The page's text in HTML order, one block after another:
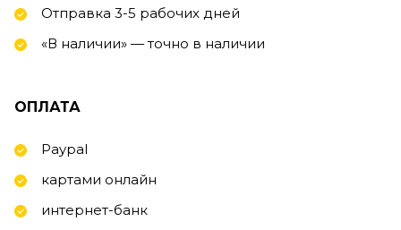
Отправка 3-5 рабочих дней
«В наличии» — точно в наличии
ОПЛАТА
Paypal
картами онлайн
интернет-банк